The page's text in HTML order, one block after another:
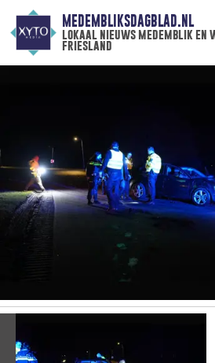
MEDEMBLIKSDAGBLAD.NL
lokaal nieuws medemblik en
friesland